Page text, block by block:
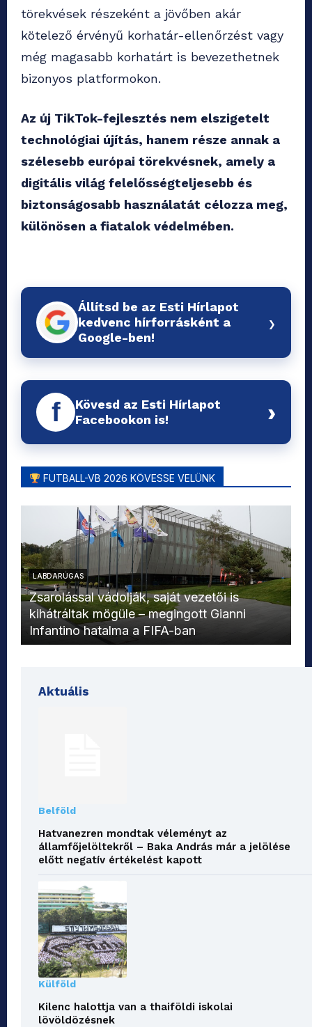
törekvések részeként a jövőben akár
kötelező érvényű korhatár-ellenőrzést vagy
még magasabb korhatárt is bevezethetnek
bizonyos platformokon.
Az új TikTok-fejlesztés nem elszigetelt
technológiai újítás, hanem része annak a
szélesebb európai törekvésnek, amely a
digitális világ felelősségteljesebb és
biztonságosabb használatát célozza meg,
különösen a fiatalok védelmében.
Állítsd be az Esti Hírlapot
kedvenc hírforrásként a
Google-ben!
›
f
Kövesd az Esti Hírlapot
Facebookon is!
›
FUTBALL-VB 2026 KÖVESSE VELÜNK
LABDARÚGÁS
Zsarolással vádolják, saját vezetői is
kihátráltak mögüle – megingott Gianni
Infantino hatalma a FIFA-ban
Aktuális
Belföld
Hatvanezren mondtak véleményt az
államfőjelöltekről – Baka András már a jelölése
előtt negatív értékelést kapott
Külföld
Kilenc halottja van a thaiföldi iskolai
lövöldözésnek